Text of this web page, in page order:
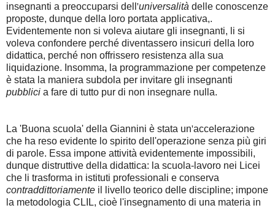
insegnanti a preoccuparsi dell 'universalità delle conoscenze
proposte, dunque della loro portata applicativa,.
Evidentemente non si voleva aiutare gli insegnanti, li si
voleva confondere perché diventassero insicuri della loro
didattica, perché non offrissero resistenza alla sua
liquidazione. Insomma, la programmazione per competenze
è stata la maniera subdola per invitare gli insegnanti
pubblici a fare di tutto pur di non insegnare nulla.
La 'Buona scuola' della Giannini è stata un'accelerazione
che ha reso evidente lo spirito dell'operazione senza più giri
di parole. Essa impone attività evidentemente impossibili,
dunque distruttive della didattica: la scuola-lavoro nei Licei
che li trasforma in istituti professionali e conserva
contraddittoriamente il livello teorico delle discipline; impone
la metodologia CLIL, cioè l'insegnamento di una materia in